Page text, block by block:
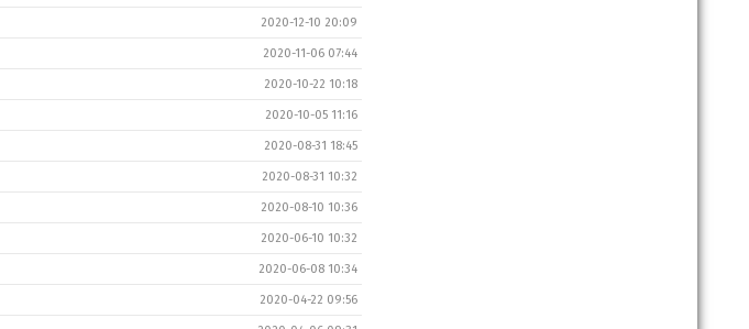
2020-12-10 20:09
2020-11-06 07:44
2020-10-22 10:18
2020-10-05 11:16
2020-08-31 18:45
2020-08-31 10:32
2020-08-10 10:36
2020-06-10 10:32
2020-06-08 10:34
2020-04-22 09:56